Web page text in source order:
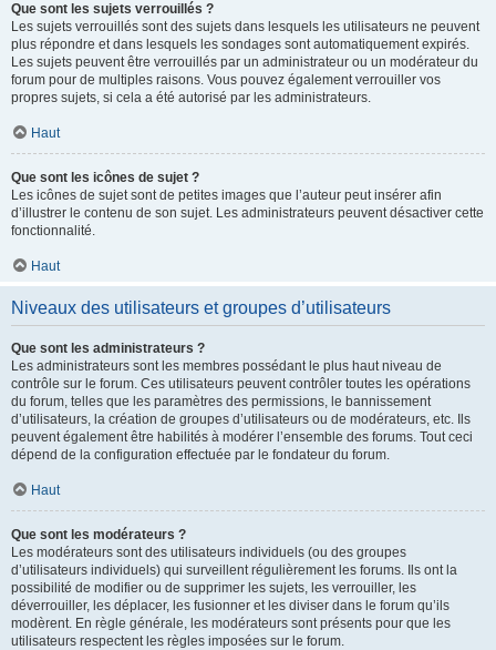
Que sont les sujets verrouillés ?
Les sujets verrouillés sont des sujets dans lesquels les utilisateurs ne peuvent
plus répondre et dans lesquels les sondages sont automatiquement expirés.
Les sujets peuvent être verrouillés par un administrateur ou un modérateur du
forum pour de multiples raisons. Vous pouvez également verrouiller vos
propres sujets, si cela a été autorisé par les administrateurs.
Haut
Que sont les icônes de sujet ?
Les icônes de sujet sont de petites images que l’auteur peut insérer afin
d’illustrer le contenu de son sujet. Les administrateurs peuvent désactiver cette
fonctionnalité.
Haut
Niveaux des utilisateurs et groupes d’utilisateurs
Que sont les administrateurs ?
Les administrateurs sont les membres possédant le plus haut niveau de
contrôle sur le forum. Ces utilisateurs peuvent contrôler toutes les opérations
du forum, telles que les paramètres des permissions, le bannissement
d’utilisateurs, la création de groupes d’utilisateurs ou de modérateurs, etc. Ils
peuvent également être habilités à modérer l’ensemble des forums. Tout ceci
dépend de la configuration effectuée par le fondateur du forum.
Haut
Que sont les modérateurs ?
Les modérateurs sont des utilisateurs individuels (ou des groupes
d’utilisateurs individuels) qui surveillent régulièrement les forums. Ils ont la
possibilité de modifier ou de supprimer les sujets, les verrouiller, les
déverrouiller, les déplacer, les fusionner et les diviser dans le forum qu’ils
modèrent. En règle générale, les modérateurs sont présents pour que les
utilisateurs respectent les règles imposées sur le forum.